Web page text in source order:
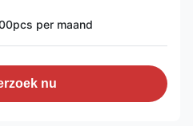
per maand
nu